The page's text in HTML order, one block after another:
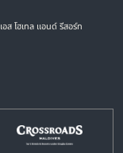
เอส โฮเทล แอนด์ รีสอร์ท